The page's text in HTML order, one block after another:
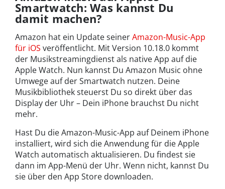
Smartwatch: Was kannst Du
damit machen?
Amazon hat ein Update seinerAmazon-Music-App
für iOS veröffentlicht. Mit Version 10.18.0 kommt
der Musikstreamingdienst als native App auf die
Apple Watch. Nun kannst Du Amazon Music ohne
Umwege auf der Smartwatch nutzen. Deine
Musikbibliothek steuerst Du so direkt über das
Display der Uhr – Dein iPhone brauchst Du nicht
mehr.
Hast Du die Amazon-Music-App auf Deinem iPhone
installiert, wird sich die Anwendung für die Apple
Watch automatisch aktualisieren. Du findest sie
dann im App-Menü der Uhr. Wenn nicht, kannst Du
sie über den App Store downloaden.